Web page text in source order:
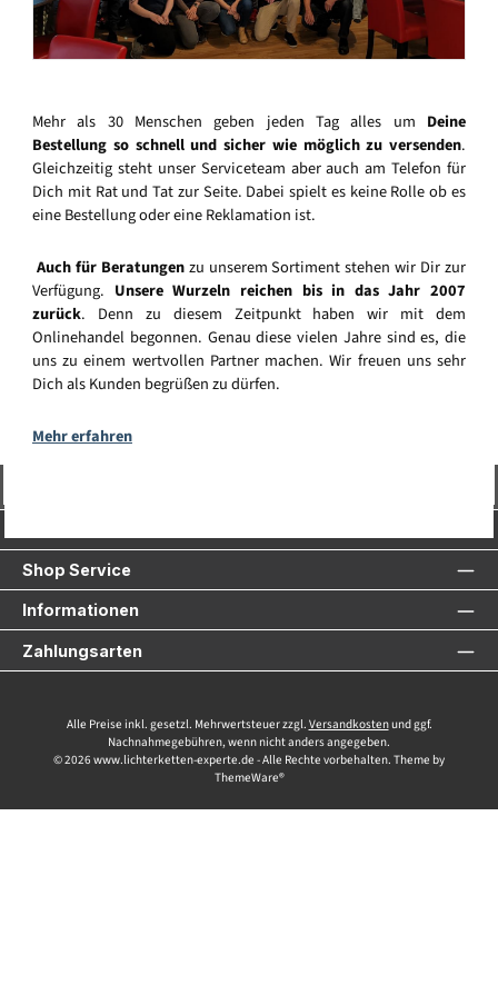
Mehr als 30 Menschen geben jeden Tag alles um Deine
Bestellung so schnell und sicher wie möglich zu versenden.
Gleichzeitig steht unser Serviceteam aber auch am Telefon für
Dich mit Rat und Tat zur Seite. Dabei spielt es keine Rolle ob es
eine Bestellung oder eine Reklamation ist.
Auch für Beratungenzu unserem Sortiment stehen wir Dir zur
Verfügung. Unsere Wurzeln reichen bis in das Jahr 2007
zurück. Denn zu diesem Zeitpunkt haben wir mit dem
Onlinehandel begonnen. Genau diese vielen Jahre sind es, die
uns zu einem wertvollen Partner machen. Wir freuen uns sehr
Dich als Kunden begrüßen zu dürfen.
Mehr erfahren
Shop Service
Informationen
Zahlungsarten
Alle Preise inkl. gesetzl. Mehrwertsteuer zzgl. Versandkostenund ggf.
Nachnahmegebühren, wenn nicht anders angegeben.
© 2026 www.lichterketten-experte.de - Alle Rechte vorbehalten. Theme by
ThemeWare®